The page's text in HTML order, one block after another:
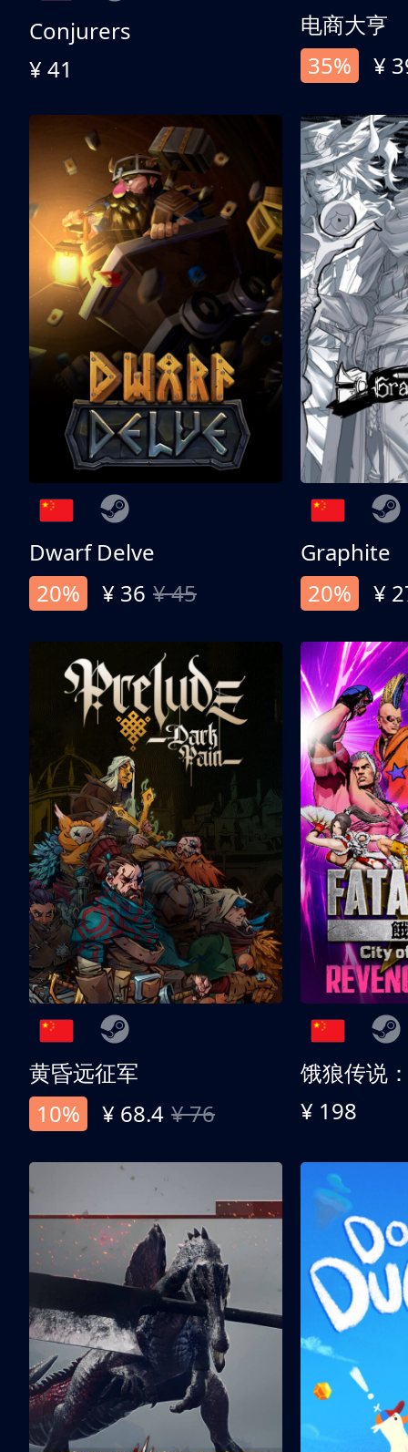
Conjurers
¥ 41
电商大亨
35%
¥
Dwarf Delve
20%
¥ 36 ¥ 45
Graphite
20%
¥
黄昏远征军
10%
¥ 68.4 ¥ 76 ¥ 198